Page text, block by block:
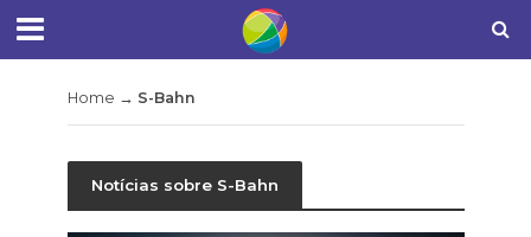
Home → S-Bahn
Notícias sobre S-Bahn